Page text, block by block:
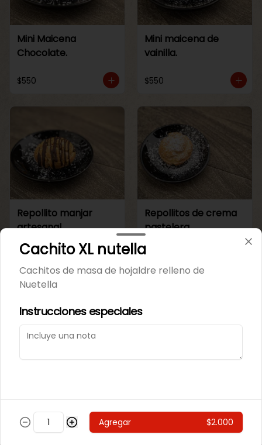
Mini Maicena
Chocolate.
$550
Mini maicena de
vainilla.
$550
Repollito manjar
artesanal.
$550
Repollitos de crema
pastelera.
$550
Caja de galletas de
Cajita Lenguita de
Cachito XL nutella
Cachitos de masa de hojaldre relleno de
Nuetella
Instrucciones especiales
Agregar $2.000